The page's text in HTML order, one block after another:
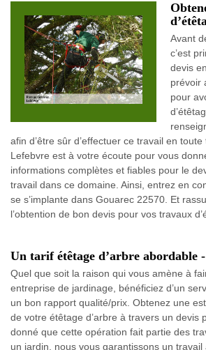
Avant
c’est
devis
prévoir
pour
afin d’être sûr d’effectuer ce travail en toute
Lefebvre est à votre écoute pour vous
informations complètes et fiables pour le
travail dans ce domaine. Ainsi, entrez en
se s’implante dans Gouarec 22570. Et
l’obtention de bon devis pour vos travaux
Un tarif étêtage d’arbre abordable
Quel que soit la raison qui vous amène à
entreprise de jardinage, bénéficiez d’un
un bon rapport qualité/prix. Obtenez une
de votre étêtage d’arbre à travers un devis
donné que cette opération fait partie des
un jardin, nous vous garantissons un